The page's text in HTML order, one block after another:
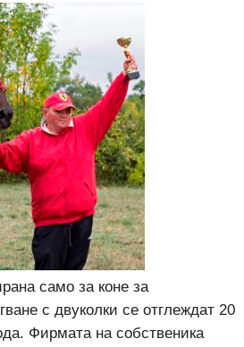
само за коне за
с двуколки се отглеждат 20
Фирмата на собственика